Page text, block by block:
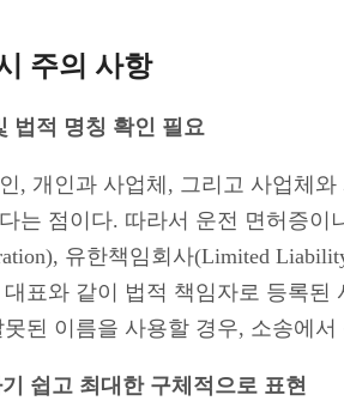
주의 사항
법적 명칭 확인 필요
, 개인과 사업체, 그리고 사업체
는 점이다. 따라서 운전 면허증
유한책임회사(Limited
표와 같이 법적 책임자로 등록
된 이름을 사용할 경우, 소송에
쉽고 최대한 구체적으로 표현